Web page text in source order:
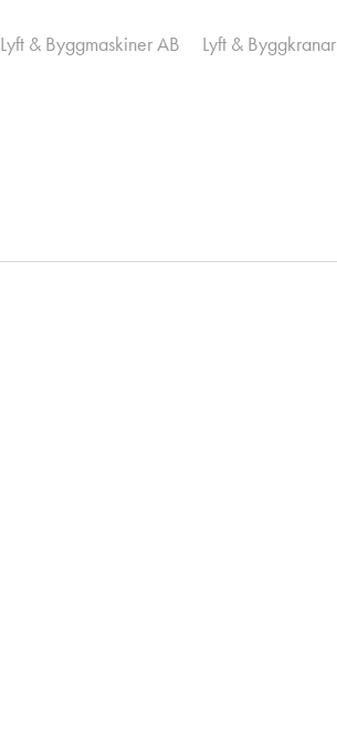
Lyft & Byggmaskiner AB Lyft & Byggkranar